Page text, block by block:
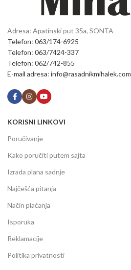
Adresa: Apatinski put 35a, SONTA
Telefon: 063/174-6925
Telefon: 063/7424-337
Telefon: 062/742-855
E-mail adresa: info@rasadnikmihalek.com
KORISNI LINKOVI
Poručivanje
Kako poručiti putem sajta
Izrada plana sadnje
Najčešća pitanja
Način plaćanja
Isporuka
Reklamacije
Politika privatnosti